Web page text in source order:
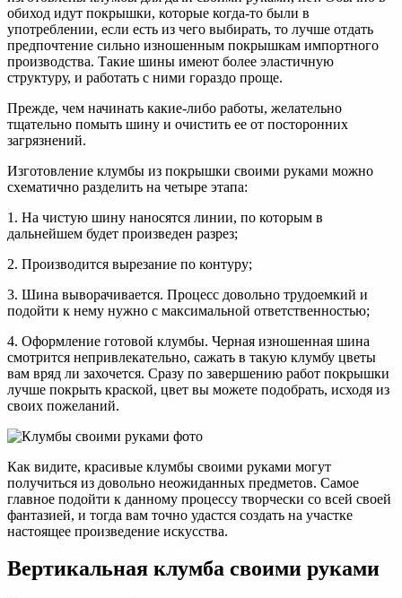
обиход идут покрышки, которые когда-то были в
употреблении, если есть из чего выбирать, то лучше отдать
предпочтение сильно изношенным покрышкам импортного
производства. Такие шины имеют более эластичную
структуру, и работать с ними гораздо проще.
Прежде, чем начинать какие-либо работы, желательно
тщательно помыть шину и очистить ее от посторонних
загрязнений.
Изготовление клумбы из покрышки своими руками можно
схематично разделить на четыре этапа:
1. На чистую шину наносятся линии, по которым в
дальнейшем будет произведен разрез;
2. Производится вырезание по контуру;
3. Шина выворачивается. Процесс довольно трудоемкий и
подойти к нему нужно с максимальной ответственностью;
4. Оформление готовой клумбы. Черная изношенная шина
смотрится непривлекательно, сажать в такую клумбу цветы
вам вряд ли захочется. Сразу по завершению работ покрышки
лучше покрыть краской, цвет вы можете подобрать, исходя из
своих пожеланий.
Как видите, красивые клумбы своими руками могут
получиться из довольно неожиданных предметов. Самое
главное подойти к данному процессу творчески со всей своей
фантазией, и тогда вам точно удастся создать на участке
настоящее произведение искусства.
Вертикальная клумба своими руками